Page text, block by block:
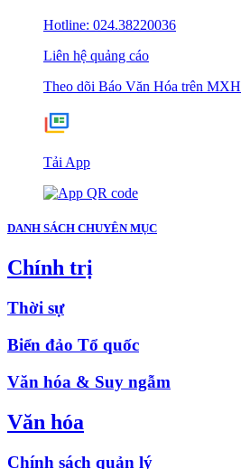
Hotline: 024.38220036
Liên hệ quảng cáo
Theo dõi Báo Văn Hóa trên MXH
Tải App
DANH SÁCH CHUYÊN MỤC
Chính trị
Thời sự
Biển đảo Tổ quốc
Văn hóa & Suy ngẫm
Văn hóa
Chính sách quản lý